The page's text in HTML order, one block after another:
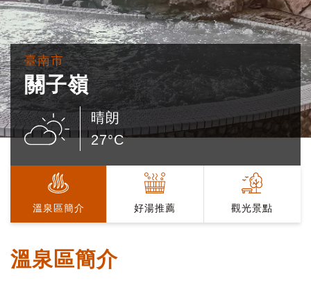
臺南市
關子嶺
晴朗
27°C
溫泉區簡介 好湯推薦 觀光景點
溫泉區簡介